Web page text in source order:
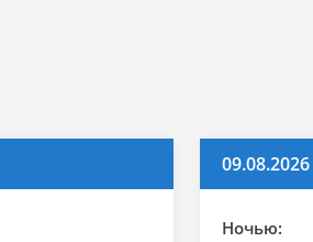
09.08.2026
Ночью: